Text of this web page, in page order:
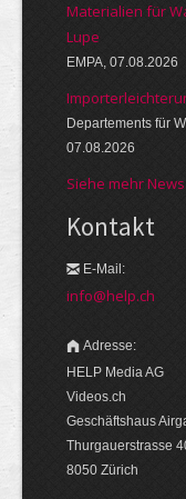
Materialien für
Lupe
EMPA, 07.08.2026
Departements für
07.08.2026
Siehe mehr News
Kontakt
E-Mail:
info@help.ch
Adresse:
HELP Media AG
Videos.ch
Geschäftshaus
Thurgauerstrasse
8050 Zürich